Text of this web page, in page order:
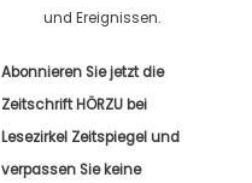
und Ereignissen.
Abonnieren Sie jetzt die
Zeitschrift HÖRZU bei
Lesezirkel Zeitspiegel und
verpassen Sie keine